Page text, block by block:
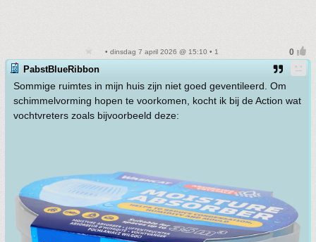
• dinsdag 7 april 2026 @ 15:10 • 1
PabstBlueRibbon
Sommige ruimtes in mijn huis zijn niet goed geventileerd. Om
schimmelvorming hopen te voorkomen, kocht ik bij de Action wat
vochtvreters zoals bijvoorbeeld deze: